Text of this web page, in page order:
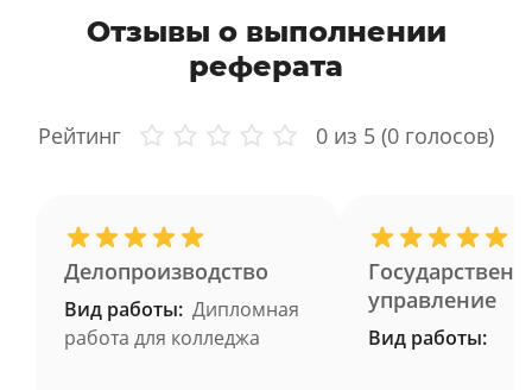
Отзывы о выполнении
реферата
Рейтинг 0 из 5 (0 голосов)
Делопроизводство
Вид работы: Дипломная
работа для колледжа
управление
Вид работы: